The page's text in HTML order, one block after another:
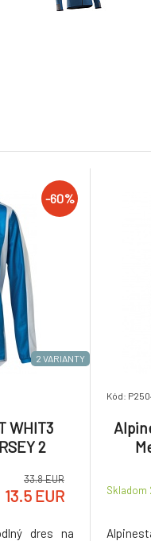
9.
2 VARIANTY
-60%
WHIT3
2
33.8 EUR
13.5 EUR
dres na
Kód:
Skladom